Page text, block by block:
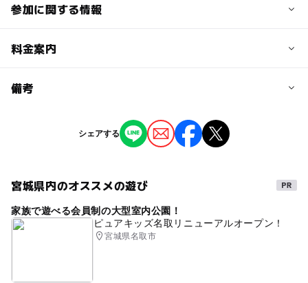
参加に関する情報
予約/応募
6/1からの完全予約制。定員になり次第予約停止。
料金案内
料金について
備考
※掲載の情報は天候や主催者側の都合などにより変更にな
ることがあります。
シェアする
宮城県内のオススメの遊び
家族で遊べる会員制の大型室内公園！
ピュアキッズ名取リニューアルオープン！
宮城県名取市